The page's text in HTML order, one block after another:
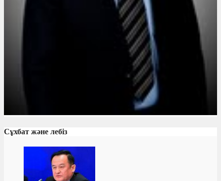
Сұхбат және лебіз